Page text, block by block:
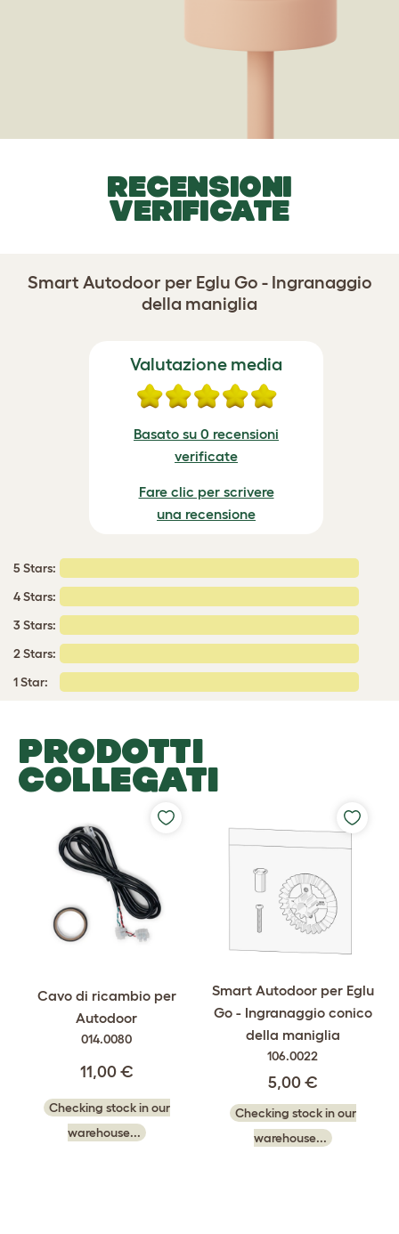
RECENSIONI
VERIFICATE
Smart Autodoor per Eglu Go - Ingranaggio
della maniglia
Valutazione media
Basato su 0 recensioni
verificate
Fare clic per scrivere
una recensione
5 Stars:
4 Stars:
3 Stars:
2 Stars:
1 Star:
PRODOTTI
COLLEGATI
Cavo di ricambio per
Autodoor
014.0080
11,00 €
Checking stock in our
warehouse...
Smart Autodoor per Eglu
Go - Ingranaggio conico
della maniglia
106.0022
5,00 €
Checking stock in our
warehouse...